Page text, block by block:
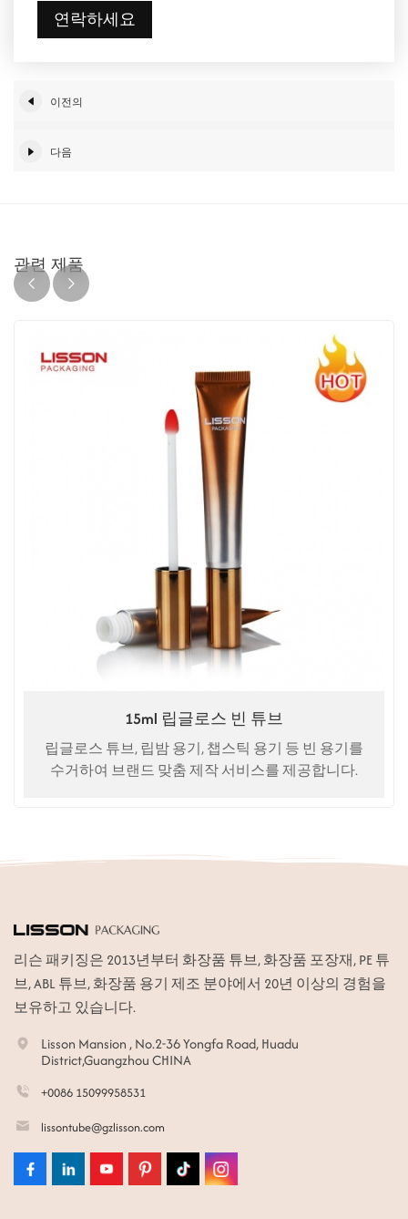
연락하세요
이전의
다음
관련 제품
15ml 립글로스 빈 튜브
립글로스 튜브, 립밤 용기, 챕스틱 용기 등 빈 용기를
수거하여 브랜드 맞춤 제작 서비스를 제공합니다.
리슨 패키징은 2013년부터 화장품 튜브, 화장품 포장재, PE 튜
브, ABL 튜브, 화장품 용기 제조 분야에서 20년 이상의 경험을
보유하고 있습니다.
Lisson Mansion , No.2-36 Yongfa Road, Huadu
District,Guangzhou CHINA
+0086 15099958531
lissontube@gzlisson.com